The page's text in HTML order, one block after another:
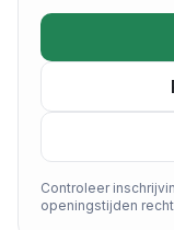
Controleer
openingstijden